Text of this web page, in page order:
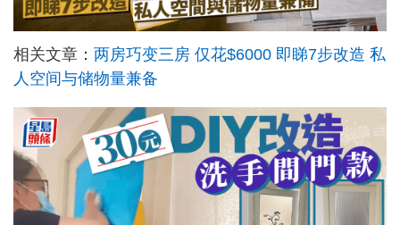
相关文章： 两房巧变三房 仅花$6000 即睇7步改造 私
人空间与储物量兼备